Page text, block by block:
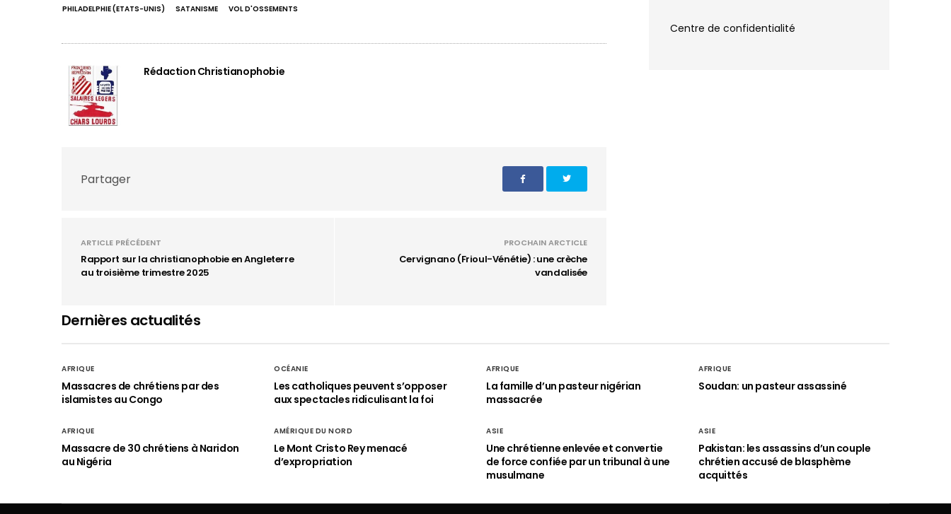
PHILADELPHIE (ETATS-UNIS)
SATANISME VOL D'OSSEMENTS
Rédaction Christianophobie
Partager
ARTICLE PRÉCÉDENT
Rapport sur la christianophobie en Angleterre
au troisième trimestre 2025
PROCHAIN ARCTICLE
Cervignano (Frioul-Vénétie) : une crèche
vandalisée
Centre de confidentialité
Dernières actualités
AFRIQUE
Massacres de chrétiens par des
islamistes au Congo
OCÉANIE
Les catholiques peuvent s’opposer
aux spectacles ridiculisant la foi
AFRIQUE
La famille d’un pasteur nigérian
massacrée
AFRIQUE
Soudan: un pasteur assassiné
AFRIQUE
Massacre de 30 chrétiens à Naridon
au Nigéria
AMÉRIQUE DU NORD
Le Mont Cristo Rey menacé
d’expropriation
ASIE
Une chrétienne enlevée et convertie
de force confiée par un tribunal à une
musulmane
ASIE
Pakistan: les assassins d’un couple
chrétien accusé de blasphème
acquittés